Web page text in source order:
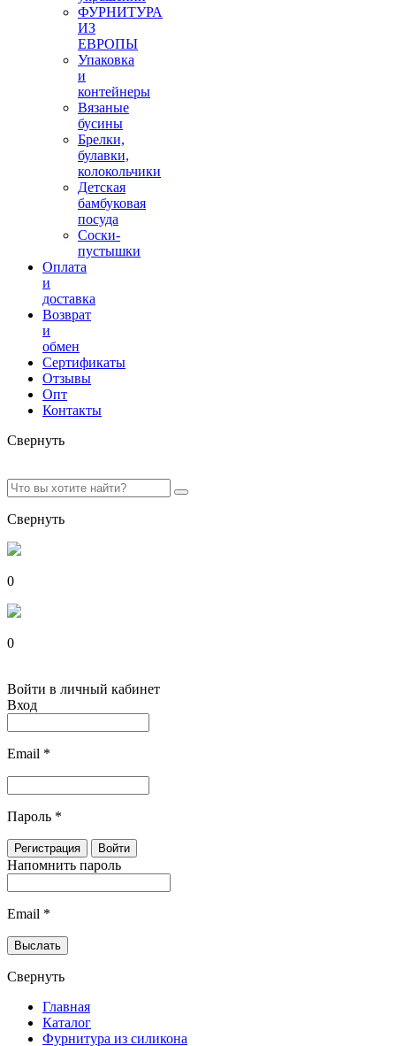
ФУРНИТУРА
ИЗ
ЕВРОПЫ
Упаковка
и
контейнеры
Вязаные
бусины
Брелки,
булавки,
колокольчики
Детская
бамбуковая
посуда
Соски-
пустышки
Оплата
и
доставка
Возврат
и
обмен
Сертификаты
Отзывы
Опт
Контакты
Свернуть
Свернуть
0
0
Войти в личный кабинет
Вход
Email *
Пароль *
Напомнить пароль
Email *
Свернуть
Главная
Каталог
Фурнитура из силикона